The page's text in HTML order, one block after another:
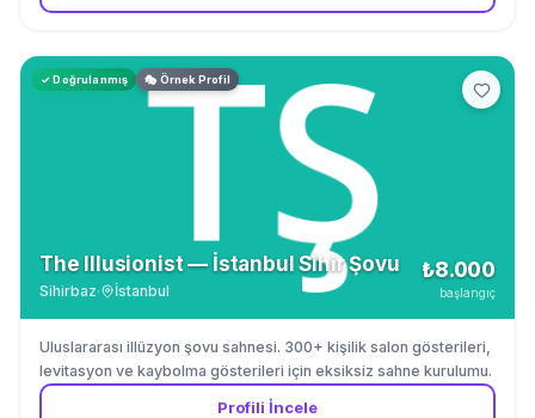
✓ Doğrulanmış 🎭 Örnek Profil
The Illusionist — İstanbul Sihir Şovu
Sihirbaz· İstanbul
₺8.000
başlangıç
Uluslararası illüzyon şovu sahnesi. 300+ kişilik salon gösterileri,
levitasyon ve kaybolma gösterileri için eksiksiz sahne kurulumu.
Profili İncele